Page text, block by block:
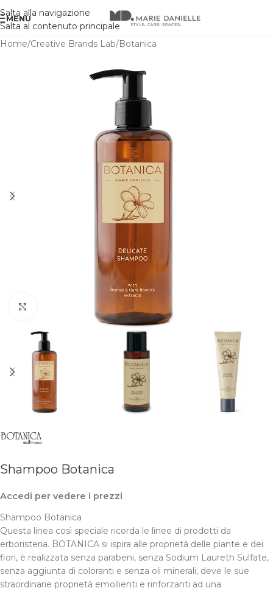
Salta alla navigazione
Salta al contenuto principale
MENU
Home/Creative Brands Lab/Botanica
Shampoo Botanica
Accedi per vedere i prezzi
Shampoo Botanica
Questa linea così speciale ricorda le linee di prodotti da
erboristeria. BOTANICA si ispira alle proprietà delle piante e dei
fiori, è realizzata senza parabeni, senza Sodium Laureth Sulfate,
senza aggiunta di coloranti e senza oli minerali, deve le sue
straordinarie proprietà emollienti e rinforzanti ad una